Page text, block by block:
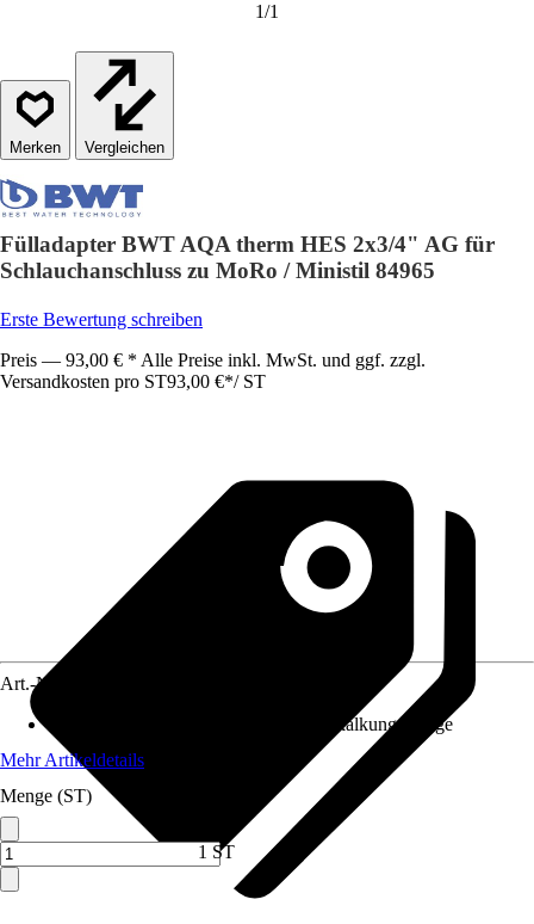
1/1
Vergleichen
Fülladapter BWT AQA therm HES 2x3/4" AG für
Schlauchanschluss zu MoRo / Ministil 84965
Erste Bewertung schreiben
Preis — 93,00 € * Alle Preise inkl. MwSt. und ggf. zzgl.
Versandkosten pro ST93,00 €*/ ST
Art.-Nr.
Wasserfilter, Entkalkungsanlage
Mehr Artikeldetails
Menge (ST)
1 ST